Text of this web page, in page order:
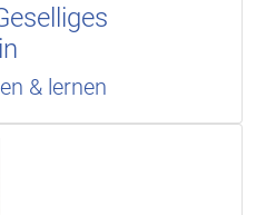
& lernen